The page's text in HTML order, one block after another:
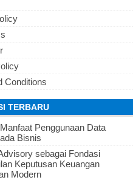
Conditions
TERBARU
Penggunaan Data
Bisnis
sebagai Fondasi
Keputusan Keuangan
Modern